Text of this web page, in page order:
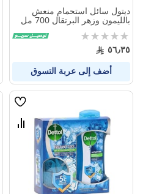
ديتول سائل استحمام منعش
بالليمون وزهر البرتقال 700 مل
Rating:
0%
٥٦٫٣٥
أضف إلى عربة التسوق
قائمة
قارن